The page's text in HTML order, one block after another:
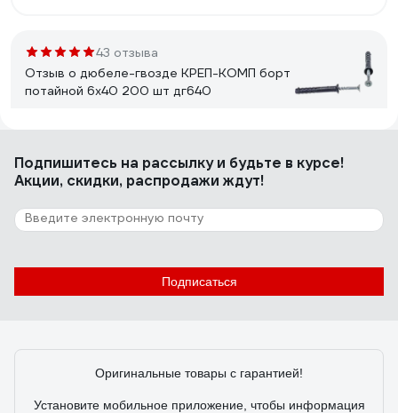
43 отзыва
Отзыв о дюбеле-гвозде КРЕП-КОМП борт
потайной 6х40 200 шт дг640
Цена
12 отзывов
DUOTEC 10 S (25 шт.) PH 539025
вкручивания самореза, иначе дюбель может
Подпишитесь на рассылкуи будьте в курсе!
Акции, скидки, распродажи ждут!
Подписаться
Оригинальные товары с гарантией!
Установите мобильное приложение, чтобы информация